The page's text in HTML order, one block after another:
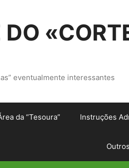
eventualmente interessantes
da “Tesoura” Instruções